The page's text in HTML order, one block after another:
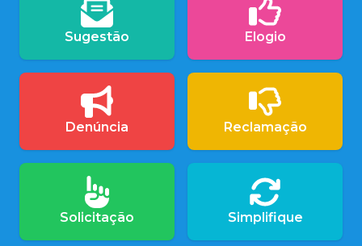
Sugestão Elogio
Denúncia Reclamação
Solicitação Simplifique